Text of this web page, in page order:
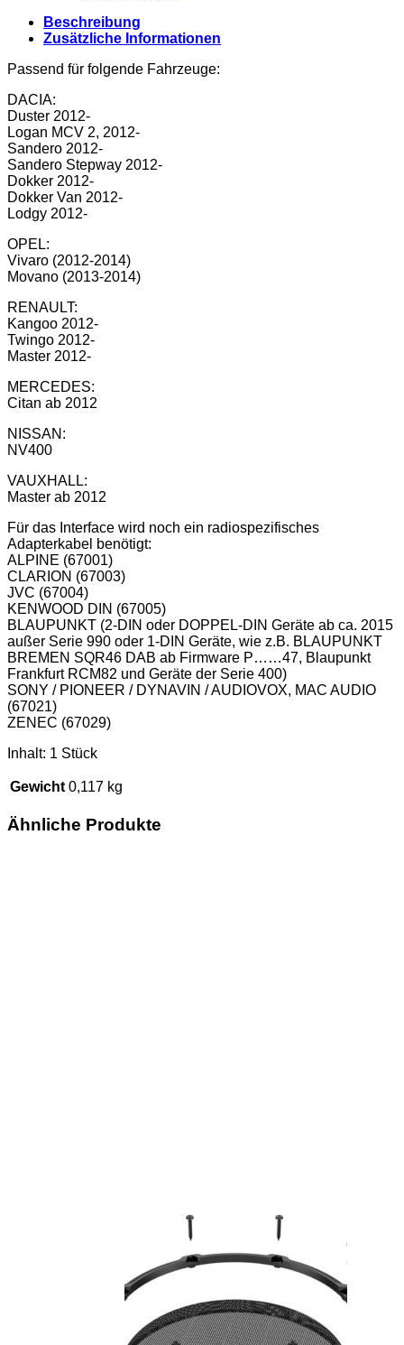
Beschreibung
Zusätzliche Informationen
Passend für folgende Fahrzeuge:
DACIA:
Duster 2012-
Logan MCV 2, 2012-
Sandero 2012-
Sandero Stepway 2012-
Dokker 2012-
Dokker Van 2012-
Lodgy 2012-
OPEL:
Vivaro (2012-2014)
Movano (2013-2014)
RENAULT:
Kangoo 2012-
Twingo 2012-
Master 2012-
MERCEDES:
Citan ab 2012
NISSAN:
NV400
VAUXHALL:
Master ab 2012
Für das Interface wird noch ein radiospezifisches
Adapterkabel benötigt:
ALPINE (67001)
CLARION (67003)
JVC (67004)
KENWOOD DIN (67005)
BLAUPUNKT (2-DIN oder DOPPEL-DIN Geräte ab ca. 2015
außer Serie 990 oder 1-DIN Geräte, wie z.B. BLAUPUNKT
BREMEN SQR46 DAB ab Firmware P……47, Blaupunkt
Frankfurt RCM82 und Geräte der Serie 400)
SONY / PIONEER / DYNAVIN / AUDIOVOX, MAC AUDIO
(67021)
ZENEC (67029)
Inhalt: 1 Stück
Gewicht 0,117 kg
Ähnliche Produkte